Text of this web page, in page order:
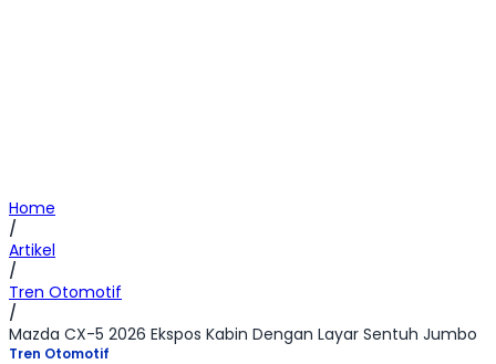
Home
/
Artikel
/
Tren Otomotif
/
Mazda CX-5 2026 Ekspos Kabin Dengan Layar Sentuh Jumbo
Tren Otomotif